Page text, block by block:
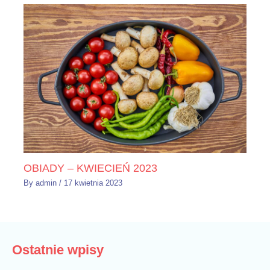
OBIADY – KWIECIEŃ 2023
By admin / 17 kwietnia 2023
Ostatnie wpisy